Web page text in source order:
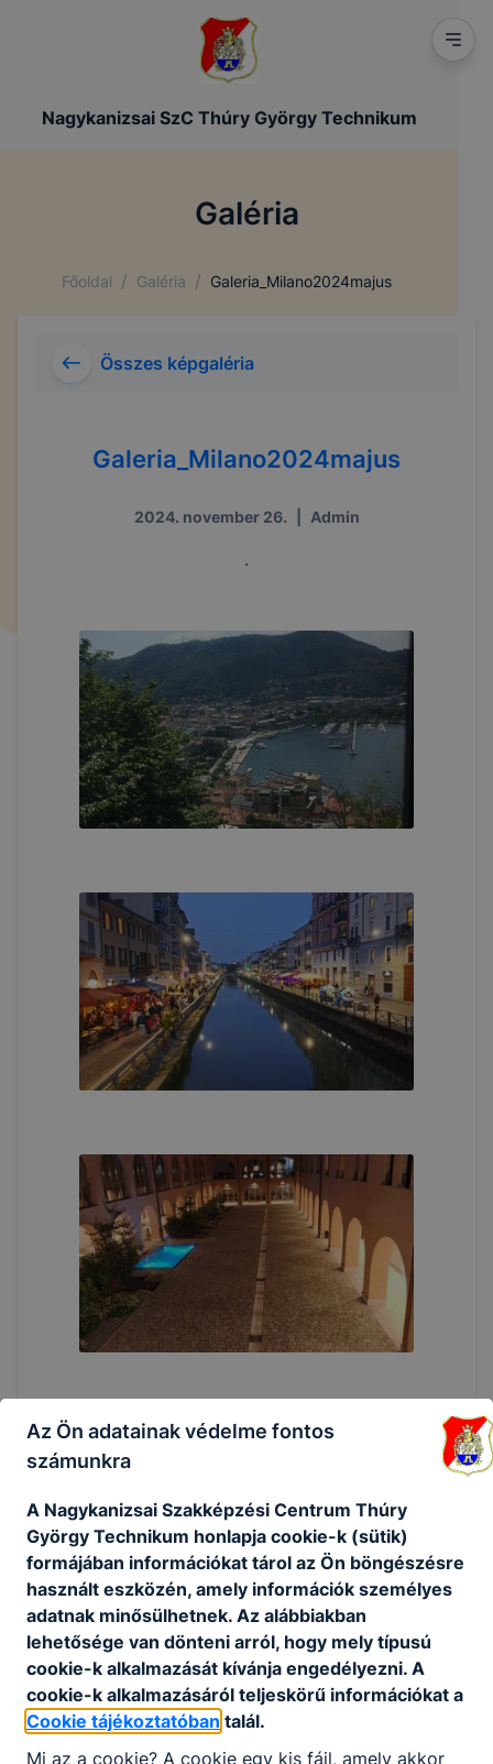
Nagykanizsai SzC Thúry György Technikum
Galéria
Főoldal / Galéria / Galeria_Milano2024majus
Összes képgaléria
Galeria_Milano2024majus
2024. november 26. Admin
.
Az Ön adatainak védelme fontos
számunkra
A Nagykanizsai Szakképzési Centrum Thúry
György Technikum honlapja cookie-k (sütik)
formájában információkat tárol az Ön böngészésre
használt eszközén, amely információk személyes
adatnak minősülhetnek. Az alábbiakban
lehetősége van dönteni arról, hogy mely típusú
cookie-k alkalmazását kívánja engedélyezni. A
cookie-k alkalmazásáról teljeskörű információkat a
Cookie tájékoztatóban talál.
Mi az a cookie? A cookie egy kis fájl, amely akkor